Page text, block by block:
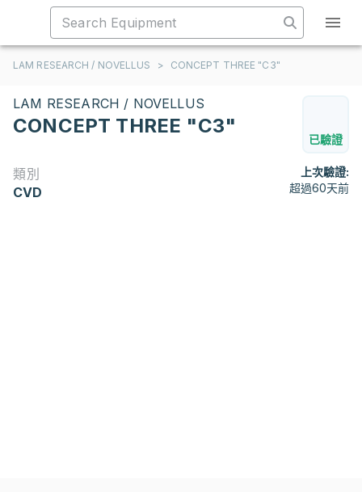
LAM RESEARCH / NOVELLUS > CONCEPT THREE "C3"
LAM RESEARCH / NOVELLUS
CONCEPT THREE "C3"
已驗證
類別
CVD
上次驗證:
超過60天前